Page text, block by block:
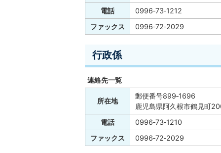
電話
0996‐73‐1212
ファックス
0996‐72‐2029
行政係
連絡先一覧
所在地
郵便番号899‐1696
鹿児島県阿久根市鶴見町
電話
0996‐73‐1210
ファックス
0996‐72‐2029